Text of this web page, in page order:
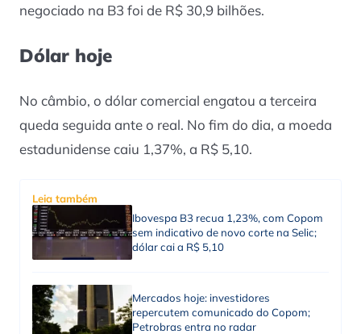
negociado na B3 foi de R$ 30,9 bilhões.
Dólar hoje
No câmbio, o dólar comercial engatou a terceira
queda seguida ante o real. No fim do dia, a moeda
estadunidense caiu 1,37%, a R$ 5,10.
Leia também
Ibovespa B3 recua 1,23%, com Copom
sem indicativo de novo corte na Selic;
dólar cai a R$ 5,10
Mercados hoje: investidores
repercutem comunicado do Copom;
Petrobras entra no radar